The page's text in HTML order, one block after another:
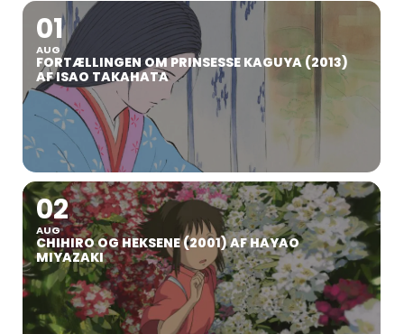
01
AUG
FORTÆLLINGEN OM PRINSESSE KAGUYA (2013)
AF ISAO TAKAHATA
02
AUG
CHIHIRO OG HEKSENE (2001) AF HAYAO
MIYAZAKI